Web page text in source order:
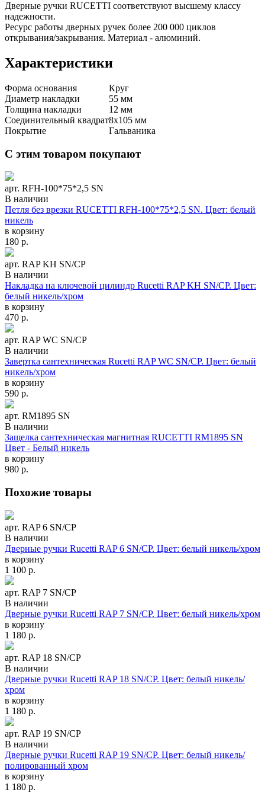
Дверные ручки RUCETTI соответствуют высшему классу
надежности.
Ресурс работы дверных ручек более 200 000 циклов
открывания/закрывания. Материал - алюминий.
Характеристики
Форма основания
Круг
Диаметр накладки
55 мм
Толщина накладки
12 мм
Соединительный квадрат8x105 мм
Покрытие
Гальваника
С этим товаром покупают
арт. RFH-100*75*2,5 SN
В наличии
Петля без врезки RUCETTI RFH-100*75*2,5 SN. Цвет: белый
никель
в корзину
180 р.
арт. RAP KH SN/CP
В наличии
Накладка на ключевой цилиндр Rucetti RAP KH SN/CP. Цвет:
белый никель/хром
в корзину
470 р.
арт. RAP WC SN/CP
В наличии
Завертка сантехническая Rucetti RAP WC SN/CP. Цвет: белый
никель/хром
в корзину
590 р.
арт. RM1895 SN
В наличии
Защелка сантехническая магнитная RUCETTI RM1895 SN
Цвет - Белый никель
в корзину
980 р.
Похожие товары
арт. RAP 6 SN/CP
В наличии
Дверные ручки Rucetti RAP 6 SN/CP. Цвет: белый никель/хром
в корзину
1 100 р.
арт. RAP 7 SN/CP
В наличии
Дверные ручки Rucetti RAP 7 SN/CP. Цвет: белый никель/хром
в корзину
1 180 р.
арт. RAP 18 SN/CP
В наличии
Дверные ручки Rucetti RAP 18 SN/CP. Цвет: белый никель/
хром
в корзину
1 180 р.
арт. RAP 19 SN/CP
В наличии
Дверные ручки Rucetti RAP 19 SN/CP. Цвет: белый никель/
полированный хром
в корзину
1 180 р.